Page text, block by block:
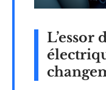
L’essor